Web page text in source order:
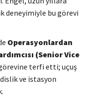
deneyimiyle bu görevi
Operasyonlardan
(Senior Vice
terfi etti; uçuş
ve istasyon